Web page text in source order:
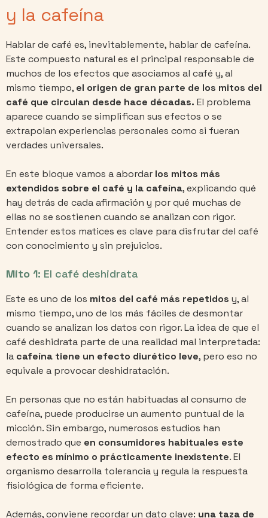
y la cafeína
Hablar de café es, inevitablemente, hablar de cafeína.
Este compuesto natural es el principal responsable de
muchos de los efectos que asociamos al café y, al
mismo tiempo, el origen de gran parte de los mitos del
café que circulan desde hace décadas. El problema
aparece cuando se simplifican sus efectos o se
extrapolan experiencias personales como si fueran
verdades universales.
En este bloque vamos a abordar los mitos más
extendidos sobre el café y la cafeína, explicando qué
hay detrás de cada afirmación y por qué muchas de
ellas no se sostienen cuando se analizan con rigor.
Entender estos matices es clave para disfrutar del café
con conocimiento y sin prejuicios.
Mito 1: El café deshidrata
Este es uno de los mitos del café más repetidos y, al
mismo tiempo, uno de los más fáciles de desmontar
cuando se analizan los datos con rigor. La idea de que el
café deshidrata parte de una realidad mal interpretada:
la cafeína tiene un efecto diurético leve, pero eso no
equivale a provocar deshidratación.
En personas que no están habituadas al consumo de
cafeína, puede producirse un aumento puntual de la
micción. Sin embargo, numerosos estudios han
demostrado que en consumidores habituales este
efecto es mínimo o prácticamente inexistente. El
organismo desarrolla tolerancia y regula la respuesta
fisiológica de forma eficiente.
Además, conviene recordar un dato clave: una taza de